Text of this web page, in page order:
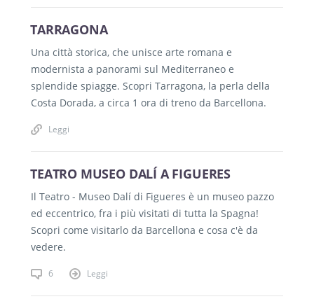
TARRAGONA
Una città storica, che unisce arte romana e
modernista a panorami sul Mediterraneo e
splendide spiagge. Scopri Tarragona, la perla della
Costa Dorada, a circa 1 ora di treno da Barcellona.
Leggi
TEATRO MUSEO DALÍ A FIGUERES
Il Teatro - Museo Dalí di Figueres è un museo pazzo
ed eccentrico, fra i più visitati di tutta la Spagna!
Scopri come visitarlo da Barcellona e cosa c'è da
vedere.
6 Leggi